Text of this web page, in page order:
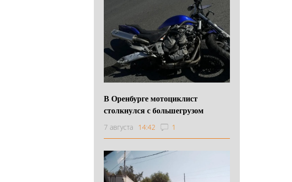
В Оренбурге мотоциклист
столкнулся с большегрузом
7 августа 14:42 1